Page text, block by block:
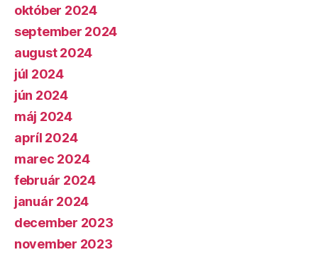
október 2024
september 2024
august 2024
júl 2024
jún 2024
máj 2024
apríl 2024
marec 2024
február 2024
január 2024
december 2023
november 2023